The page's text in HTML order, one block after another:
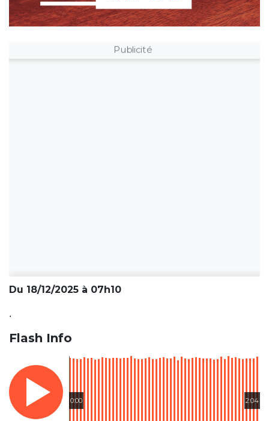
Publicité
Du 18/12/2025 à 07h10
.
Flash Info
0:00 2:04